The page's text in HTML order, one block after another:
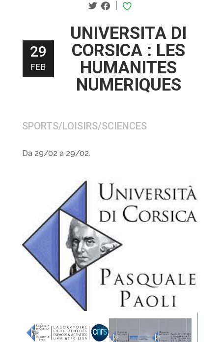
|
29
FEB
UNIVERSITA DI
CORSICA : LES
HUMANITES
NUMERIQUES
SPORTS/LOISIRS/SCIENCES
Da 29/02 a 29/02.